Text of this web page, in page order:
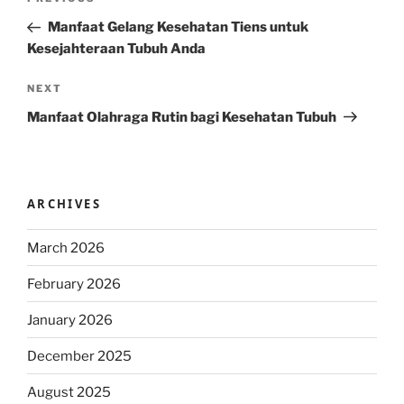
PostManfaat Gelang Kesehatan Tiens untuk
Kesejahteraan Tubuh Anda
Next
Post
NEXT
Manfaat Olahraga Rutin bagi Kesehatan Tubuh
ARCHIVES
March 2026
February 2026
January 2026
December 2025
August 2025